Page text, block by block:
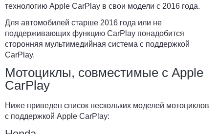
технологию Apple CarPlay в свои модели с 2016 года.
Для автомобилей старше 2016 года или не
поддерживающих функцию CarPlay понадобится
сторонняя мультимедийная система с поддержкой
CarPlay.
Мотоциклы, совместимые с Apple
CarPlay
Ниже приведен список нескольких моделей мотоциклов
с поддержкой Apple CarPlay: